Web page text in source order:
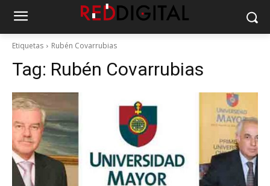
Etiquetas Rubén Covarrubias
Tag: Rubén Covarrubias